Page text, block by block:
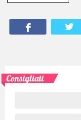
Consigliati